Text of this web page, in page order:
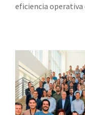
eficiencia operativa